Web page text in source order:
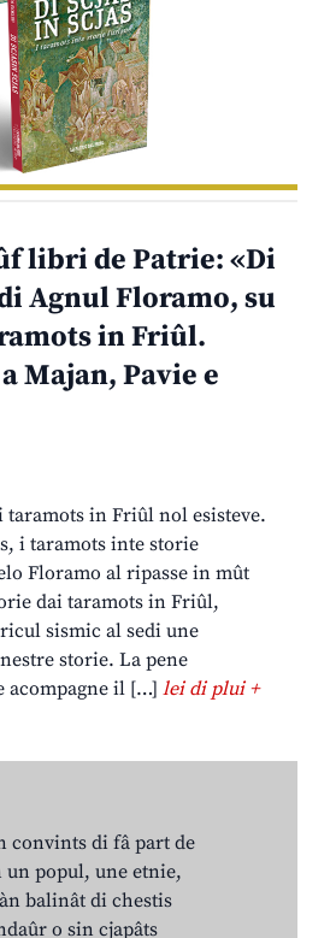
libri de Patrie: «Di
Agnul Floramo, su
in Friûl.
Majan, Pavie e
in Friûl nol esisteve.
i taramots inte storie
Floramo al ripasse in mût
dai taramots in Friûl,
sismic al sedi une
storie. La pene
acompagne il […]lei di plui +
convints di fâ part de
un popul, une etnie,
balinât di chestis
o sin cjapâts